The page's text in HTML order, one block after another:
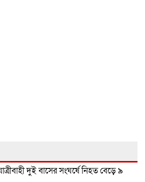
দুই বাসের সংঘর্ষে নিহত বেড়ে ৯